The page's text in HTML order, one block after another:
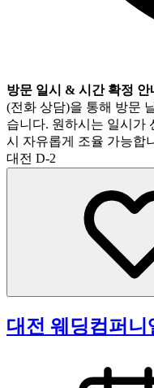
방문 일시 & 시간 확정 안
(전화 상담)을 통해 방문
습니다. 원하시는 일시가
시 자유롭게 조율 가능합
대전 D-2
대전 웨딩컴퍼니